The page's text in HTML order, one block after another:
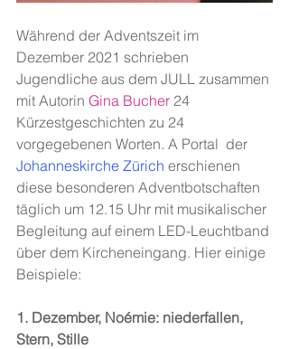
Während der Adventszeit im
Dezember 2021 schrieben
Jugendliche aus dem JULL zusammen
mit Autorin Gina Bucher 24
Kürzestgeschichten zu 24
vorgegebenen Worten. A Portal  der
Johanneskirche Zürich erschienen
diese besonderen Adventbotschaften
täglich um 12.15 Uhr mit musikalischer
Begleitung auf einem LED-Leuchtband
über dem Kircheneingang. Hier einige
Beispiele:
1. Dezember, Noémie: niederfallen,
Stern, Stille